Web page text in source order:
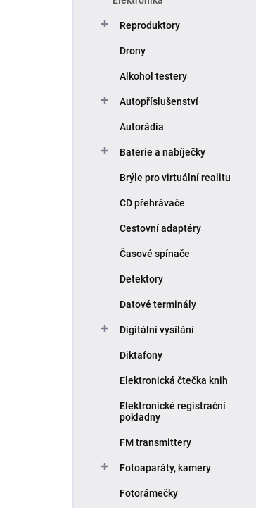
Reproduktory
Drony
Alkohol testery
Autopříslušenství
Autorádia
Baterie a nabíječky
Brýle pro virtuální realitu
CD přehrávače
Cestovní adaptéry
Časové spínače
Detektory
Datové terminály
Digitální vysílání
Diktafony
Elektronická čtečka knih
Elektronické registrační
pokladny
FM transmittery
Fotoaparáty, kamery
Fotorámečky